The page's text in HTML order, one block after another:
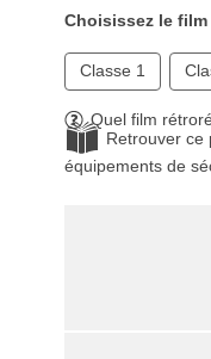
Choisissez le
Classe 1
Quel film
Retrouver ce
équipements de